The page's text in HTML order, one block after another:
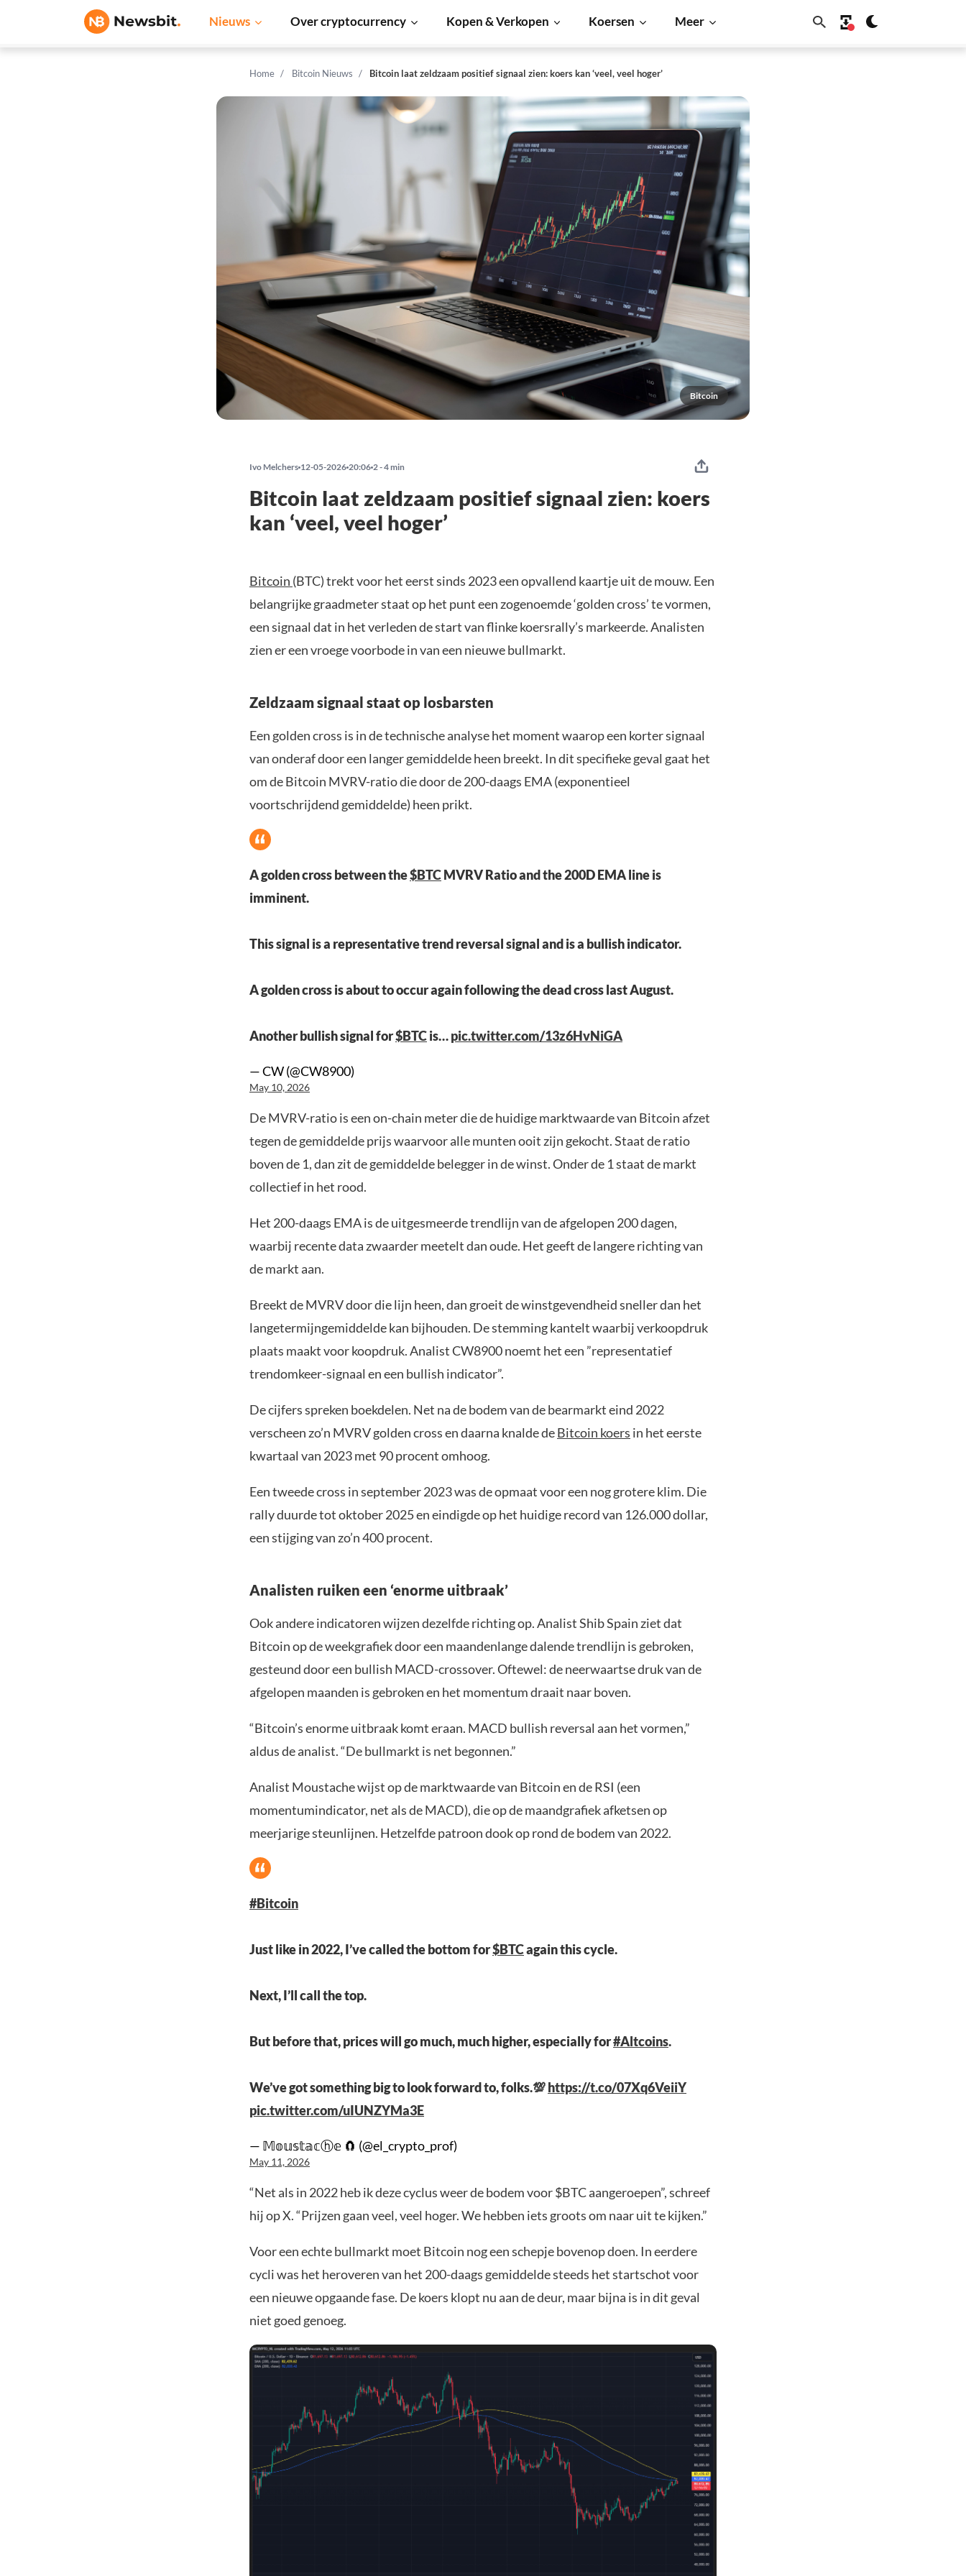
Nieuws Over cryptocurrency Kopen & Verkopen Koersen Meer
Home Bitcoin Nieuws Bitcoin laat zeldzaam positief signaal zien: koers kan ‘veel, veel hoger’
Bitcoin
Ivo Melchers 12-05-2026 20:06 2 - 4 min
Bitcoin laat zeldzaam positief signaal zien: koers
kan ‘veel, veel hoger’
Bitcoin (BTC) trekt voor het eerst sinds 2023 een opvallend kaartje uit de mouw. Een
belangrijke graadmeter staat op het punt een zogenoemde ‘golden cross’ te vormen,
een signaal dat in het verleden de start van flinke koersrally’s markeerde. Analisten
zien er een vroege voorbode in van een nieuwe bullmarkt.
Zeldzaam signaal staat op losbarsten
Een golden cross is in de technische analyse het moment waarop een korter signaal
van onderaf door een langer gemiddelde heen breekt. In dit specifieke geval gaat het
om de Bitcoin MVRV-ratio die door de 200-daags EMA (exponentieel
voortschrijdend gemiddelde) heen prikt.
A golden cross between the$BTCMVRV Ratio and the 200D EMA line is
imminent.
This signal is a representative trend reversal signal and is a bullish indicator.
A golden cross is about to occur again following the dead cross last August.
Another bullish signal for$BTCis…pic.twitter.com/13z6HvNiGA
— CW (@CW8900)
May 10, 2026
De MVRV-ratio is een on-chain meter die de huidige marktwaarde van Bitcoin afzet
tegen de gemiddelde prijs waarvoor alle munten ooit zijn gekocht. Staat de ratio
boven de 1, dan zit de gemiddelde belegger in de winst. Onder de 1 staat de markt
collectief in het rood.
Het 200-daags EMA is de uitgesmeerde trendlijn van de afgelopen 200 dagen,
waarbij recente data zwaarder meetelt dan oude. Het geeft de langere richting van
de markt aan.
Breekt de MVRV door die lijn heen, dan groeit de winstgevendheid sneller dan het
langetermijngemiddelde kan bijhouden. De stemming kantelt waarbij verkoopdruk
plaats maakt voor koopdruk. Analist CW8900 noemt het een ”representatief
trendomkeer-signaal en een bullish indicator”.
De cijfers spreken boekdelen. Net na de bodem van de bearmarkt eind 2022
verscheen zo’n MVRV golden cross en daarna knalde deBitcoin koers in het eerste
kwartaal van 2023 met 90 procent omhoog.
Een tweede cross in september 2023 was de opmaat voor een nog grotere klim. Die
rally duurde tot oktober 2025 en eindigde op het huidige record van 126.000 dollar,
een stijging van zo’n 400 procent.
Analisten ruiken een ‘enorme uitbraak’
Ook andere indicatoren wijzen dezelfde richting op. Analist Shib Spain ziet dat
Bitcoin op de weekgrafiek door een maandenlange dalende trendlijn is gebroken,
gesteund door een bullish MACD-crossover. Oftewel: de neerwaartse druk van de
afgelopen maanden is gebroken en het momentum draait naar boven.
“Bitcoin’s enorme uitbraak komt eraan. MACD bullish reversal aan het vormen,”
aldus de analist. “De bullmarkt is net begonnen.”
Analist Moustache wijst op de marktwaarde van Bitcoin en de RSI (een
momentumindicator, net als de MACD), die op de maandgrafiek afketsen op
meerjarige steunlijnen. Hetzelfde patroon dook op rond de bodem van 2022.
#Bitcoin
Just like in 2022, I’ve called the bottom for$BTCagain this cycle.
Next, I’ll call the top.
But before that, prices will go much, much higher, especially for#Altcoins.
We’ve got something big to look forward to, folks.💯https://t.co/07Xq6VeiiY
pic.twitter.com/uIUNZYMa3E
— 𝕄𝕠𝕦𝕤𝕥𝕒𝕔ⓗ𝕖 🧲 (@el_crypto_prof)
May 11, 2026
“Net als in 2022 heb ik deze cyclus weer de bodem voor $BTC aangeroepen”, schreef
hij op X. “Prijzen gaan veel, veel hoger. We hebben iets groots om naar uit te kijken.”
Voor een echte bullmarkt moet Bitcoin nog een schepje bovenop doen. In eerdere
cycli was het heroveren van het 200-daags gemiddelde steeds het startschot voor
een nieuwe opgaande fase. De koers klopt nu aan de deur, maar bijna is in dit geval
niet goed genoeg.